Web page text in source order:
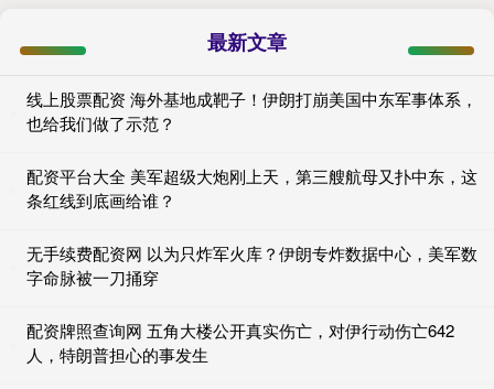
最新文章
线上股票配资 海外基地成靶子！伊朗打崩美国中东军事体系，
也给我们做了示范？
配资平台大全 美军超级大炮刚上天，第三艘航母又扑中东，这
条红线到底画给谁？
无手续费配资网 以为只炸军火库？伊朗专炸数据中心，美军数
字命脉被一刀捅穿
配资牌照查询网 五角大楼公开真实伤亡，对伊行动伤亡642
人，特朗普担心的事发生